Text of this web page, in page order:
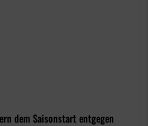
dem Saisonstart entgegen